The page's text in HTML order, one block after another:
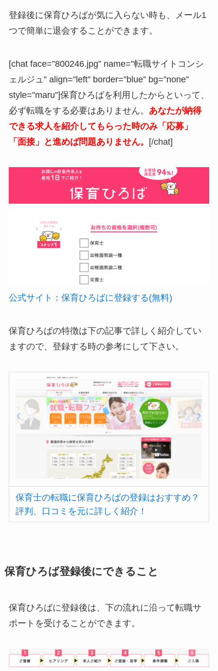
登録後に保育ひろばが気に入らない時も、メール1
つで簡単に退会することができます。
[chat face=”800246.jpg” name=”転職サイトコンシ
ェルジュ” align=”left” border=”blue” bg=”none”
style=”maru”]保育ひろばを利用したからといって、
必ず転職をする必要はありません。 あなたが納得
できる求人を紹介してもらった時のみ「応募」
「面接」と進めば問題ありません。 [/chat]
公式サイト：保育ひろばに登録する(無料)
保育ひろばの特徴は下の記事で詳しく紹介してい
ますので、登録する時の参考にして下さい。
保育士の転職に保育ひろばの登録はおすすめ？
評判、口コミを元に詳しく紹介！
保育ひろば登録後にできること
保育ひろばに登録後は、下の流れに沿って転職サ
ポートを受けることができます。